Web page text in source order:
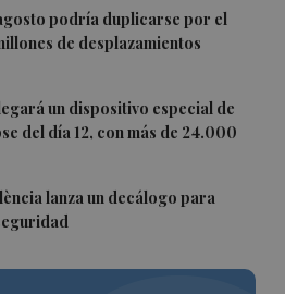
podría duplicarse por el
de desplazamientos
un dispositivo especial de
del día 12, con más de 24.000
lanza un decálogo para